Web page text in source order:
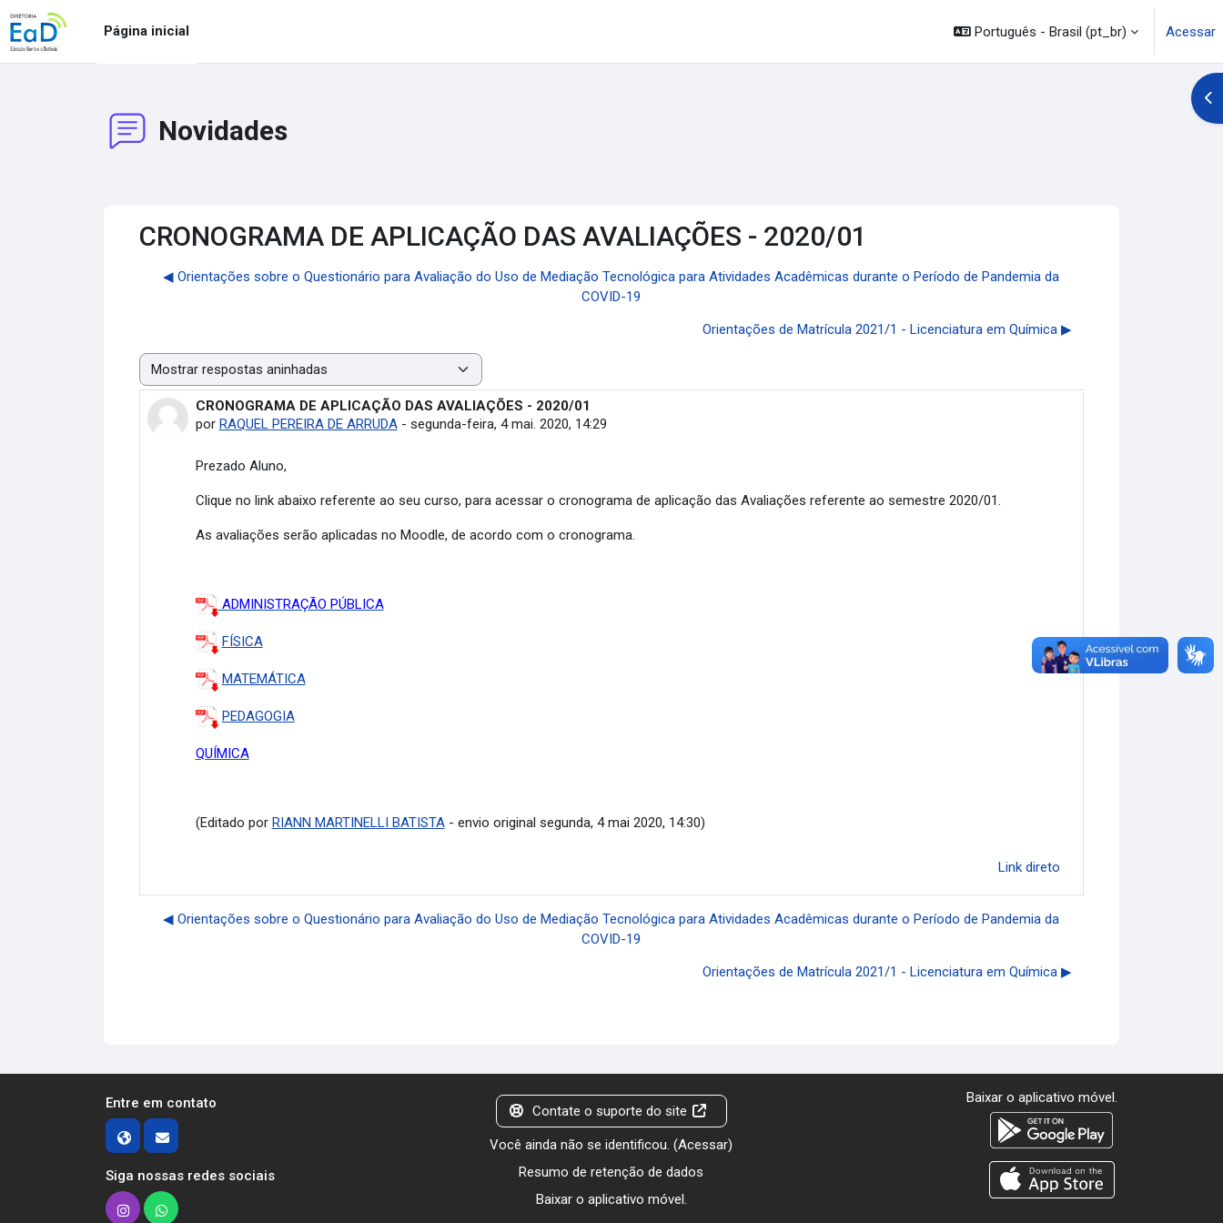
Ir para o conteúdo principal
Página inicial
Português - Brasil ‎(pt_br)‎ Acessar
Novidades
CRONOGRAMA DE APLICAÇÃO DAS AVALIAÇÕES - 2020/01
◀︎ Orientações sobre o Questionário para Avaliação do Uso de Mediação Tecnológica para Atividades Acadêmicas durante o Período de Pandemia da
COVID-19
Orientações de Matrícula 2021/1 - Licenciatura em Química ▶︎
Modo de visualização
CRONOGRAMA DE APLICAÇÃO DAS AVALIAÇÕES - 2020/01
por RAQUEL PEREIRA DE ARRUDA- segunda-feira, 4 mai. 2020, 14:29
Número de respostas: 0
Prezado Aluno,
Clique no link abaixo referente ao seu curso, para acessar o cronograma de aplicação das Avaliações referente ao semestre 2020/01.
As avaliações serão aplicadas no Moodle, de acordo com o cronograma.
ADMINISTRAÇÃO PÚBLICA
FÍSICA
MATEMÁTICA
PEDAGOGIA
QUÍMICA
(Editado por RIANN MARTINELLI BATISTA- envio original segunda, 4 mai 2020, 14:30)
Link direto
◀︎ Orientações sobre o Questionário para Avaliação do Uso de Mediação Tecnológica para Atividades Acadêmicas durante o Período de Pandemia da
COVID-19
Orientações de Matrícula 2021/1 - Licenciatura em Química ▶︎
Entre em contato
Siga nossas redes sociais
Contate o suporte do site
Você ainda não se identificou. (Acessar)
Resumo de retenção de dados
Baixar o aplicativo móvel.
Baixar o aplicativo móvel.